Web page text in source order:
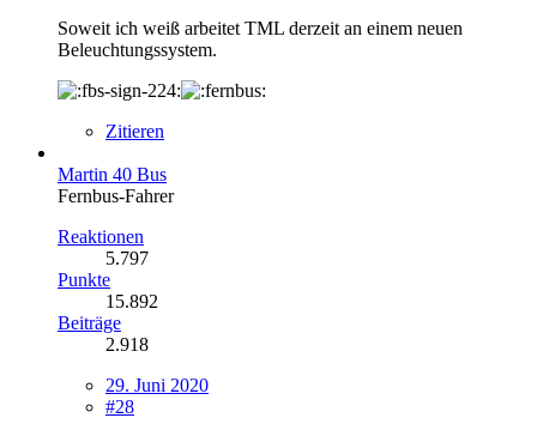
Soweit ich weiß arbeitet TML derzeit an einem neuen
Beleuchtungssystem.
Zitieren
Martin 40 Bus
Fernbus-Fahrer
Reaktionen
5.797
Punkte
15.892
Beiträge
2.918
29. Juni 2020
#28